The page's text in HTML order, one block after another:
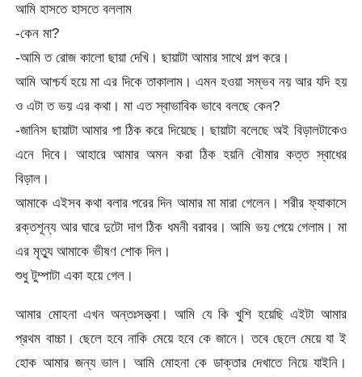
আমি হাসতে হাসতে বললাম
-কেন মা?
-আমি ত রোজ কালো ছায়া দেখি। ছায়াটা আমার সাথে গল্প করে।
আমি আশ্চর্য হয়ে মা এর দিকে তাকালাম। এমন হওয়া সম্ভব নয় আর যদি হয়
ও এটা ত ভয় এর কথা। মা এত স্বাভাবিক ভাবে বলছে কেন?
-জানিস ছায়াটা আমার পা ঠিক করে দিয়েছে। ছায়াটা বলেছে অই বিড়ালটাকেও
এনে দিবে। আহারে আমার অমন করা ঠিক হয়নি বৌমার কত্ত স্বাধের
বিড়াল।
আমাকে এইসব কথা বলার পরের দিন আমার মা মারা গেলেন। শরীর ফ্যাকাসে
রক্তশূন্য আর ঘারে দুটো দাগ ঠিক ধমনী বরাবর। আমি ভয় পেয়ে গেলাম। মা
এর মৃত্যু আমাকে ভীষণ শোক দিল।
শুধু টুম্পাটা একা হয়ে গেল।
আমার মোহনা এখন অন্তঃসত্ত্বা। আমি যে কি খুশি হয়েছি এইটা আমার
প্রথম বাচ্চা। ছেলে হবে নাকি মেয়ে হবে কে জানে। তবে ছেলে মেয়ে যা ই
হোক আমার জন্য ভাল। আমি মোহনা কে ডাক্তার দেখাতে নিয়ে যাইনি।